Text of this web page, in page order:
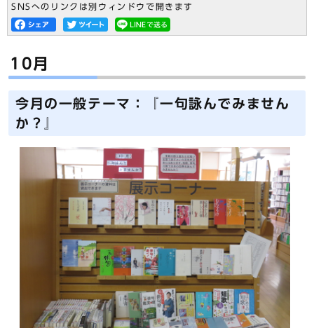
SNSへのリンクは別ウィンドウで開きます
10月
今月の一般テーマ：『一句詠んでみません
か？』